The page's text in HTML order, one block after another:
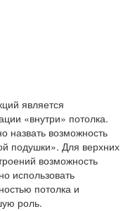
является
«внутри» потолка.
возможность
подушки». Для верхних
возможность
использовать
потолка и
роль.